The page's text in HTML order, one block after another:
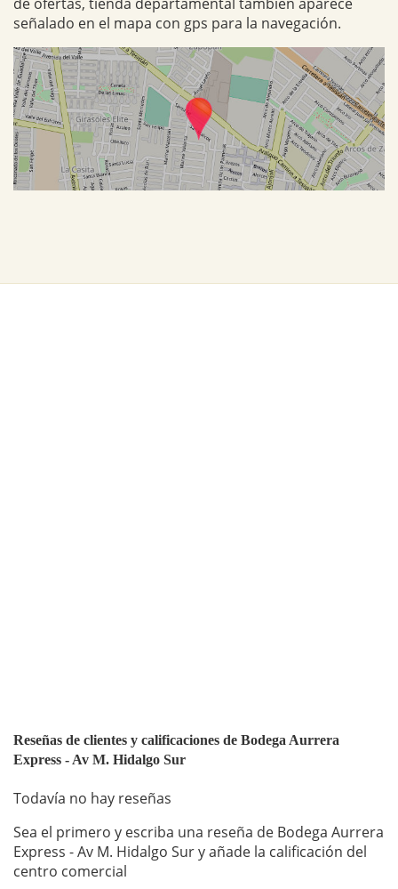
señalado en el mapa con gps para la navegación.
Reseñas de clientes y calificaciones de Bodega Aurrera
Express - Av M. Hidalgo Sur
Todavía no hay reseñas
Sea el primero y escriba una reseña de Bodega Aurrera
Express - Av M. Hidalgo Sur y añade la calificación del
centro comercial